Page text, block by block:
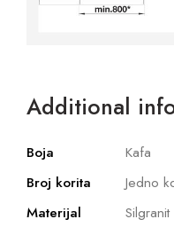
Additional
Boja
Kafa
Broj korita
Jedno
Materijal
Silgranit